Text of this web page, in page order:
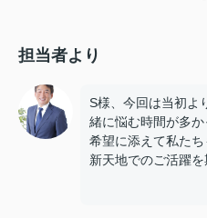
担当者より
S様、今回は当初よ
緒に悩む時間が多か
希望に添えて私たち
新天地でのご活躍を